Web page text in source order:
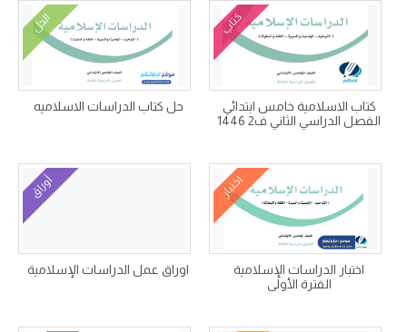
كتاب
كتاب الاسلامية خامس ابتدائي
الفصل الدراسي الثاني ف2 1446
الحل
حل كتاب الدراسات الاسلاميه
اختبار
اختبار الدراسات الإسلامية
الفترة الأولى
أوراق
اوراق عمل الدراسات الإسلامية